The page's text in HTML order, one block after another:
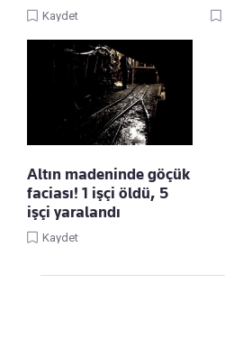
Kaydet
Altın madeninde göçük
faciası! 1 işçi öldü, 5
işçi yaralandı
Kaydet